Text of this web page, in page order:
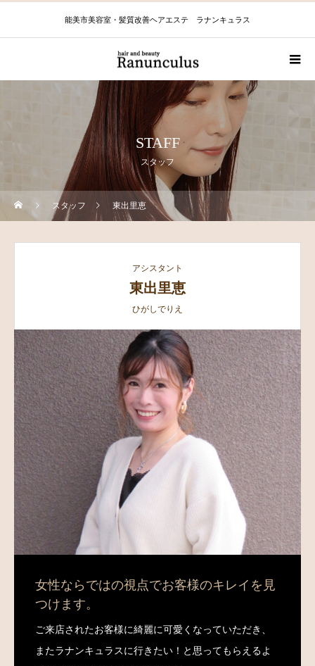
能美市美容室・髪質改善ヘアエステ ラナンキュラス
STAFF
スタッフ
スタッフ 東出里恵
アシスタント
東出里恵
ひがしでりえ
女性ならではの視点でお客様のキレイを見
つけます。
ご来店されたお客様に綺麗に可愛くなっていただき、
またラナンキュラスに行きたい！と思ってもらえるよ